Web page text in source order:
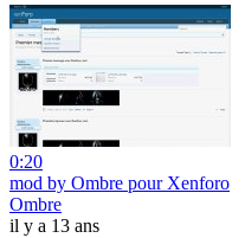
0:20
mod by Ombre pour Xenforo
Ombre
il y a 13 ans